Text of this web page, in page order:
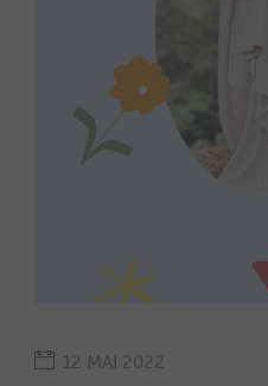
12 MAI 2022